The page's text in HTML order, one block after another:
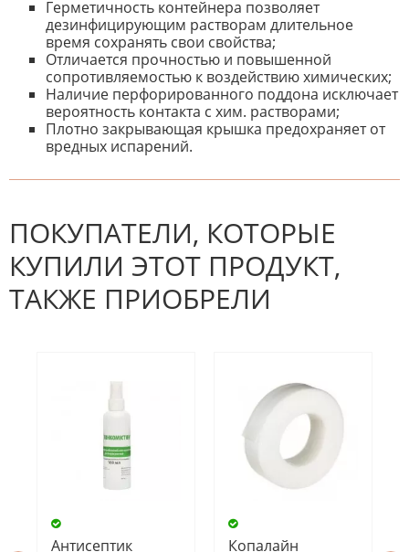
Герметичность контейнера позволяет
дезинфицирующим растворам длительное
время сохранять свои свойства;
Отличается прочностью и повышенной
сопротивляемостью к воздействию химических;
Наличие перфорированного поддона исключает
вероятность контакта с хим. растворами;
Плотно закрывающая крышка предохраняет от
вредных испарений.
К настоящему времени нет
отзыв.
ПОКУПАТЕЛИ, КОТОРЫЕ
КУПИЛИ ЭТОТ ПРОДУКТ,
ТАКЖЕ ПРИОБРЕЛИ
Антисептик
Копалайн